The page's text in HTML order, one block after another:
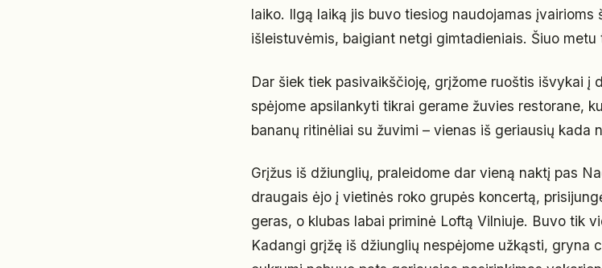
laiko. Ilgą laiką jis buvo tiesiog naudojamas
išleistuvėmis, baigiant netgi gimtadieniais. Šiuo
Dar šiek tiek pasivaikščioję, grįžome ruoštis išvykai į
spėjome apsilankyti tikrai gerame žuvies restorane,
bananų ritinėliai su žuvimi – vienas iš geriausių kada
Grįžus iš džiunglių, praleidome dar vieną naktį pas
draugais ėjo į vietinės roko grupės koncertą,
geras, o klubas labai priminė Loftą Vilniuje. Buvo tik
Kadangi grįžę iš džiunglių nespėjome užkąsti, gryna